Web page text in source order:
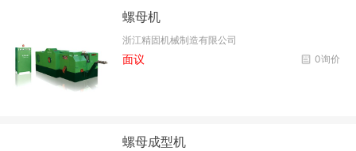
螺母机
浙江精固机械制造有限公司
0询价
面议
螺母成型机